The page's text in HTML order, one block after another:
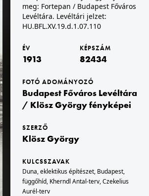
Berlini dóm.
meg: Fortepan / Budapest Főváros
Levéltára. Levéltári jelzet:
HU.BFL.XV.19.d.1.07.110
ÉV
1913
KÉPSZÁM
82434
FOTÓ ADOMÁNYOZÓ
Budapest Főváros Levéltára
/ Klösz György fényképei
SZERZŐ
Klösz György
KULCSSZAVAK
Duna,eklektikus építészet, Budapest,
függőhíd, Kherndl Antal-terv,Czekelius
Aurél-terv